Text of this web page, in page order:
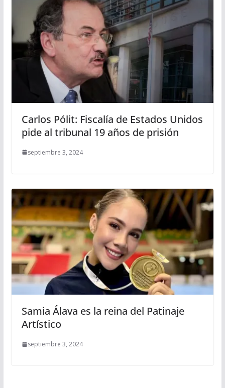
Carlos Pólit: Fiscalía de Estados Unidos
pide al tribunal 19 años de prisión
septiembre 3, 2024
Samia Álava es la reina del Patinaje
Artístico
septiembre 3, 2024